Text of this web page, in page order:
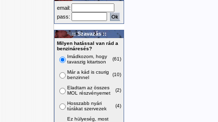
email:
pass:
:: Szavazás ::
Milyen hatással van rád a
benzináresés?
Imádkozom, hogy
tavaszig kitartson
(61)
Már a kád is csurig
benzinnel
(10)
Eladtam az összes
MOL részvényemet
(2)
Hosszabb nyári
túrákat szervezek
(4)
Ez hülyeség, most